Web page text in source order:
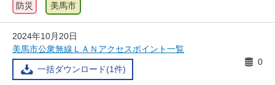
防災 美馬市
2024年10月20日
美馬市公衆無線ＬＡＮアクセスポイント一覧
一括ダウンロード(1件)
0